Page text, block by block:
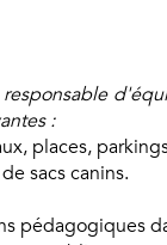
:
places,
sacs canins.
pédagogiques